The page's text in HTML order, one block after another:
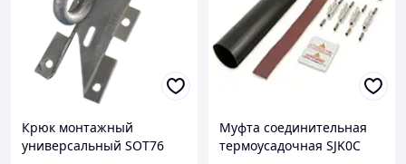
Крюк монтажный
универсальный SOT76
Муфта соединительная
термоусадочная SJK0C